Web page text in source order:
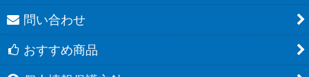
問い合わせ
おすすめ商品